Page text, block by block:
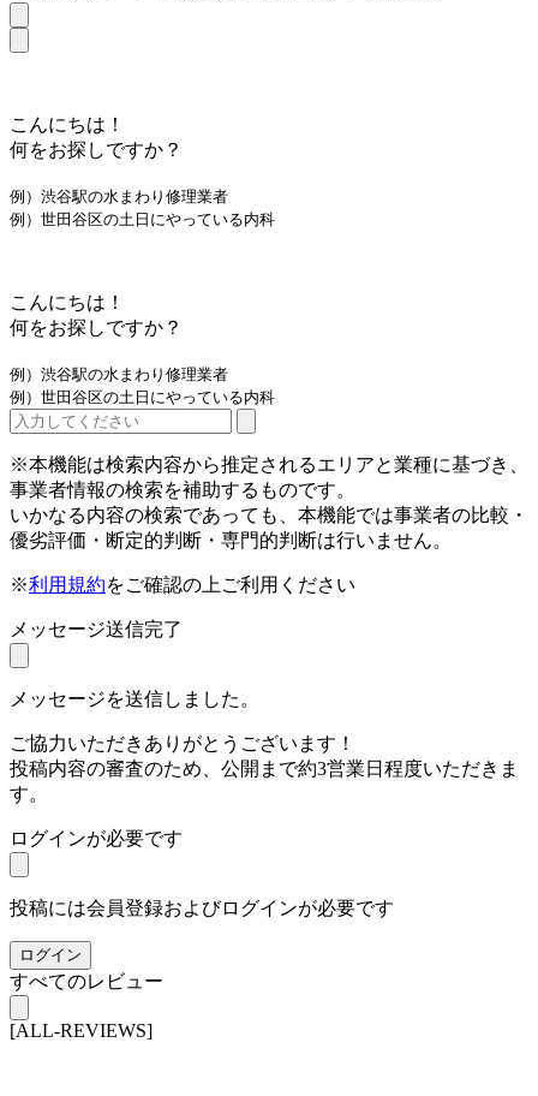
こんにちは！
何をお探しですか？
例）渋谷駅の水まわり修理業者
例）世田谷区の土日にやっている内科
こんにちは！
何をお探しですか？
例）渋谷駅の水まわり修理業者
例）世田谷区の土日にやっている内科
※本機能は検索内容から推定されるエリアと業種に基づき、
事業者情報の検索を補助するものです。
いかなる内容の検索であっても、本機能では事業者の比較・
優劣評価・断定的判断・専門的判断は行いません。
※利用規約をご確認の上ご利用ください
メッセージ送信完了
メッセージを送信しました。
ご協力いただきありがとうございます！
投稿内容の審査のため、公開まで約3営業日程度いただきま
す。
ログインが必要です
投稿には会員登録およびログインが必要です
ログイン
すべてのレビュー
[ALL-REVIEWS]